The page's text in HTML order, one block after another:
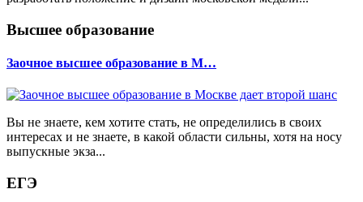
Высшее образование
Заочное высшее образование в М…
Вы не знаете, кем хотите стать, не определились в своих
интересах и не знаете, в какой области сильны, хотя на носу
выпускные экза...
ЕГЭ